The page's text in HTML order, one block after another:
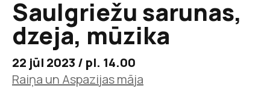
Saulgriežu sarunas,
dzeja, mūzika
22 jūl 2023 / pl. 14.00
Raiņa un Aspazijas māja